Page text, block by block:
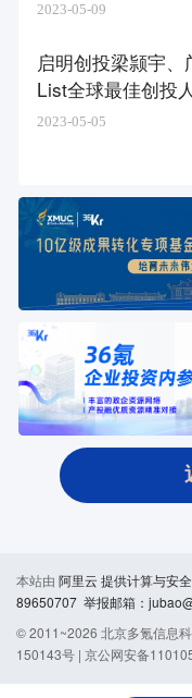
2023-05-09
启明创投梁颕宇
List全球最佳创投人
2023-05-05
本站由 阿里云 提供计算与安
89650707 举报邮箱：
© 2011~2026 北京多氪信息
150143号 | 京公网安备